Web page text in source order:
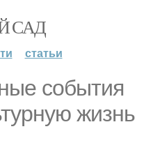
САД
статьи
события
жизнь